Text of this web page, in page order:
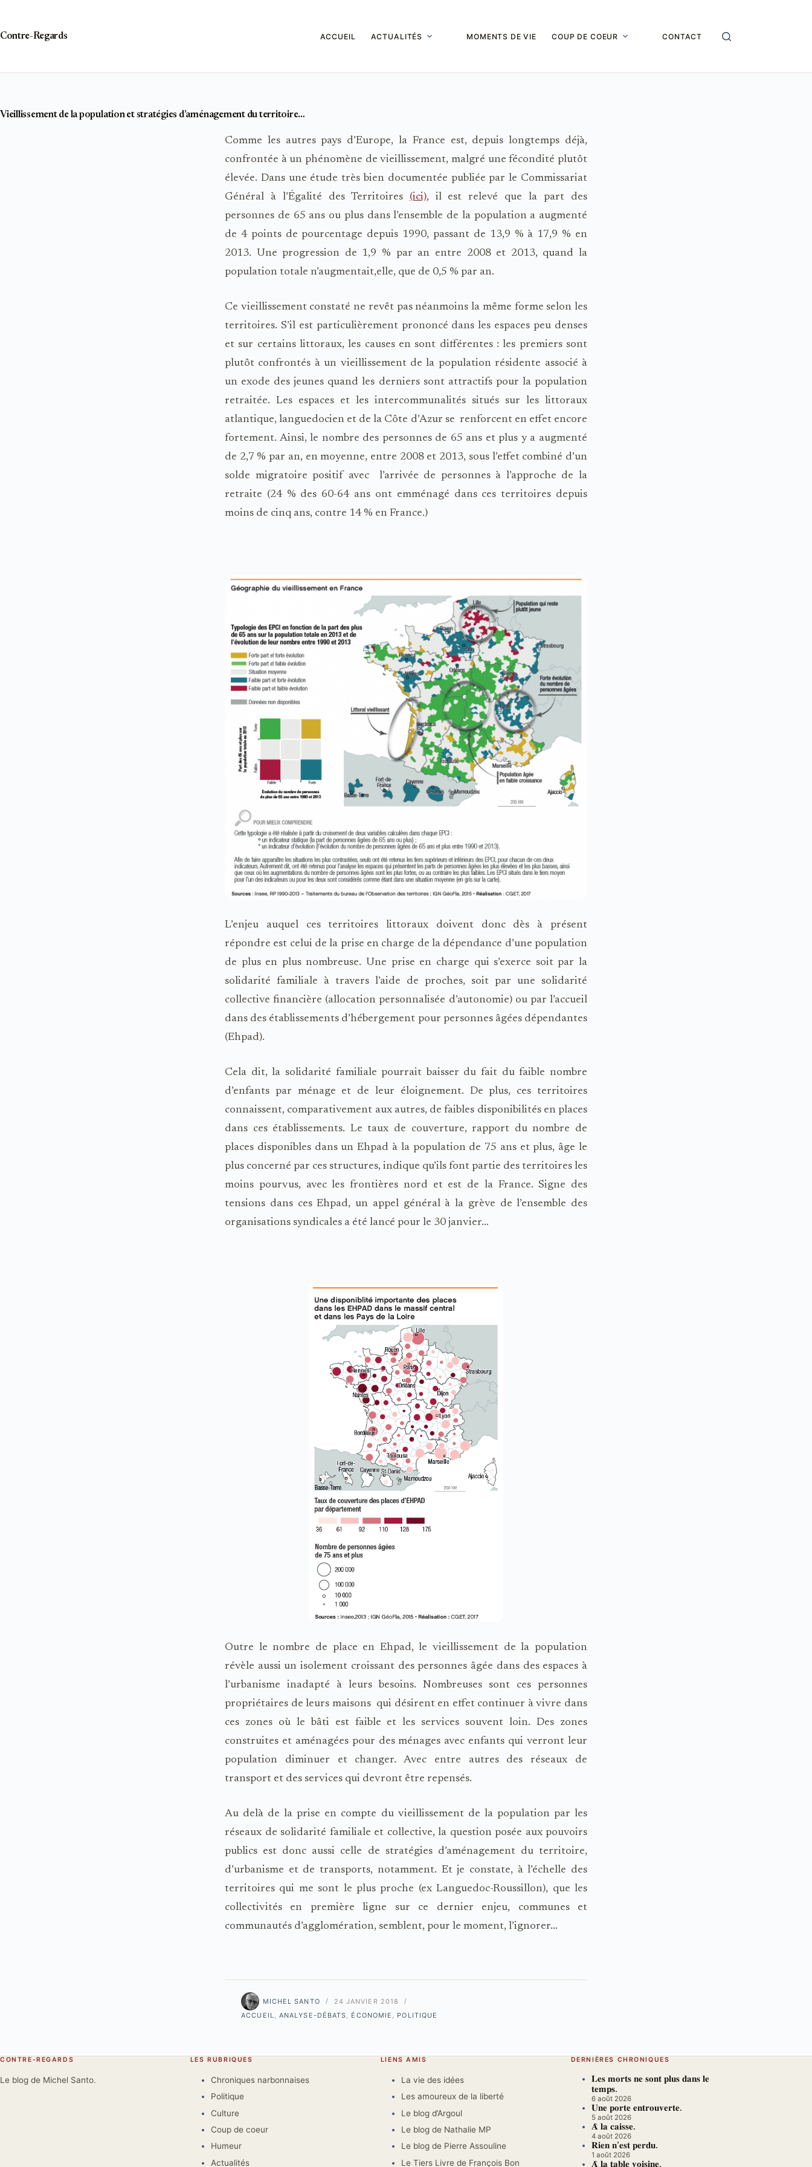
Contre-Regards
ACCUEIL ACTUALITÉS MOMENTS DE VIE COUP DE COEUR CONTACT
Vieillissement de la population et stratégies d’aménagement du territoire…
Comme les autres pays d’Europe, la France est, depuis longtemps déjà,
confrontée à un phénomène de vieillissement, malgré une fécondité plutôt
élevée. Dans une étude très bien documentée publiée par le Commissariat
Général à l’Égalité des Territoires (ici), il est relevé que la part des
personnes de 65 ans ou plus dans l’ensemble de la population a augmenté
de 4 points de pourcentage depuis 1990, passant de 13,9 % à 17,9 % en
2013. Une progression de 1,9 % par an entre 2008 et 2013, quand la
population totale n’augmentait,elle, que de 0,5 % par an.
Ce vieillissement constaté ne revêt pas néanmoins la même forme selon les
territoires. S’il est particulièrement prononcé dans les espaces peu denses
et sur certains littoraux, les causes en sont différentes : les premiers sont
plutôt confrontés à un vieillissement de la population résidente associé à
un exode des jeunes quand les derniers sont attractifs pour la population
retraitée. Les espaces et les intercommunalités situés sur les littoraux
atlantique, languedocien et de la Côte d’Azur se renforcent en effet encore
fortement. Ainsi, le nombre des personnes de 65 ans et plus y a augmenté
de 2,7 % par an, en moyenne, entre 2008 et 2013, sous l’effet combiné d’un
solde migratoire positif avec l’arrivée de personnes à l’approche de la
retraite (24 % des 60-64 ans ont emménagé dans ces territoires depuis
moins de cinq ans, contre 14 % en France.)
L’enjeu auquel ces territoires littoraux doivent donc dès à présent
répondre est celui de la prise en charge de la dépendance d’une population
de plus en plus nombreuse. Une prise en charge qui s’exerce soit par la
solidarité familiale à travers l’aide de proches, soit par une solidarité
collective financière (allocation personnalisée d’autonomie) ou par l’accueil
dans des établissements d’hébergement pour personnes âgées dépendantes
(Ehpad).
Cela dit, la solidarité familiale pourrait baisser du fait du faible nombre
d’enfants par ménage et de leur éloignement. De plus, ces territoires
connaissent, comparativement aux autres, de faibles disponibilités en places
dans ces établissements. Le taux de couverture, rapport du nombre de
places disponibles dans un Ehpad à la population de 75 ans et plus, âge le
plus concerné par ces structures, indique qu’ils font partie des territoires les
moins pourvus, avec les frontières nord et est de la France. Signe des
tensions dans ces Ehpad, un appel général à la grève de l’ensemble des
organisations syndicales a été lancé pour le 30 janvier…
Outre le nombre de place en Ehpad, le vieillissement de la population
révèle aussi un isolement croissant des personnes âgée dans des espaces à
l’urbanisme inadapté à leurs besoins. Nombreuses sont ces personnes
propriétaires de leurs maisons qui désirent en effet continuer à vivre dans
ces zones où le bâti est faible et les services souvent loin. Des zones
construites et aménagées pour des ménages avec enfants qui verront leur
population diminuer et changer. Avec entre autres des réseaux de
transport et des services qui devront être repensés.
Au delà de la prise en compte du vieillissement de la population par les
réseaux de solidarité familiale et collective, la question posée aux pouvoirs
publics est donc aussi celle de stratégies d’aménagement du territoire,
d’urbanisme et de transports, notamment. Et je constate, à l’échelle des
territoires qui me sont le plus proche (ex Languedoc-Roussillon), que les
collectivités en première ligne sur ce dernier enjeu, communes et
communautés d’agglomération, semblent, pour le moment, l’ignorer…
MICHEL SANTO
24 JANVIER 2018
ACCUEIL, ANALYSE-DÉBATS, ÉCONOMIE , POLITIQUE
CONTRE-REGARDS
Le blog de Michel Santo.
LES RUBRIQUES
Chroniques narbonnaises
Politique
Culture
Coup de coeur
Humeur
Actualités
LIENS AMIS
La vie des idées
Les amoureux de la liberté
Le blog d’Argoul
Le blog de Nathalie MP
Le blog de Pierre Assouline
Le Tiers Livre de François Bon
DERNIÈRES CHRONIQUES
𝐋𝐞𝐬 𝐦𝐨𝐫𝐭𝐬 𝐧𝐞 𝐬𝐨𝐧𝐭 𝐩𝐥𝐮𝐬 𝐝𝐚𝐧𝐬 𝐥𝐞
𝐭𝐞𝐦𝐩𝐬.
6 août 2026
𝐔𝐧𝐞 𝐩𝐨𝐫𝐭𝐞 𝐞𝐧𝐭𝐫𝐨𝐮𝐯𝐞𝐫𝐭𝐞.
5 août 2026
𝐀̀ 𝐥𝐚 𝐜𝐚𝐢𝐬𝐬𝐞.
4 août 2026
𝐑𝐢𝐞𝐧 𝐧’𝐞𝐬𝐭 𝐩𝐞𝐫𝐝𝐮.
1 août 2026
𝐀̀ 𝐥𝐚 𝐭𝐚𝐛𝐥𝐞 𝐯𝐨𝐢𝐬𝐢𝐧𝐞.